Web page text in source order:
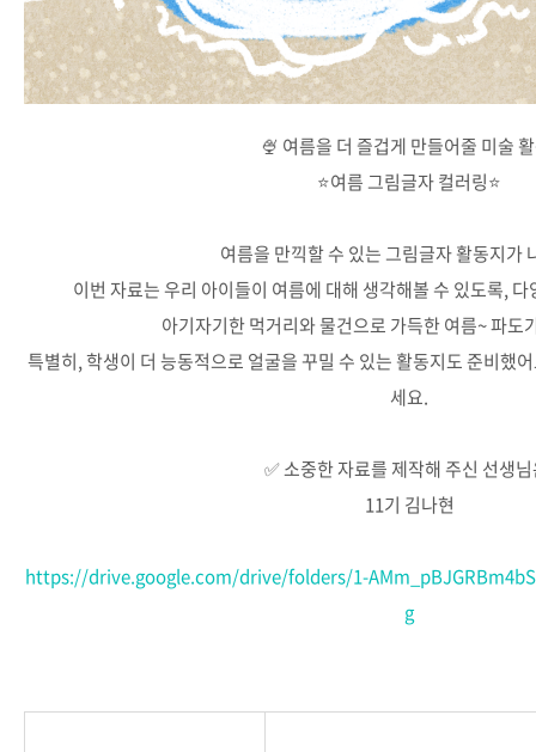
🍨 여름을 더 즐겁게 만들어줄 미술
⭐여름 그림글자 컬러링⭐
여름을 만끽할 수 있는 그림글자 활동지가
이번 자료는 우리 아이들이 여름에 대해 생각해볼 수 있도록,
아기자기한 먹거리와 물건으로 가득한 여름~ 파도
특별히, 학생이 더 능동적으로 얼굴을 꾸밀 수 있는 활동지도 준비했
세요.
✅ 소중한 자료를 제작해 주신 선생
11기 김나현
https://drive.google.com/drive/folders/1-
g